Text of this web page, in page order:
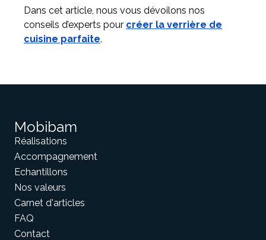
Dans cet article, nous vous dévoilons nos
conseils d’experts pour créer la verrière de
cuisine parfaite.
Mobibam
Réalisations
Accompagnement
Echantillons
Nos valeurs
Carnet d'articles
FAQ
Contact